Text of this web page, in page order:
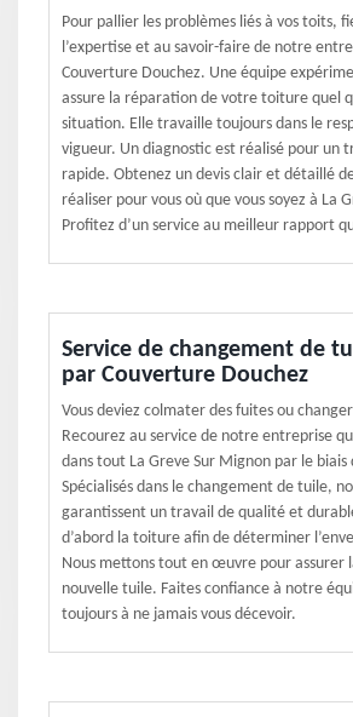
Pour pallier les problèmes liés à vos toits,
l’expertise et au savoir-faire de notre
Couverture Douchez. Une équipe
assure la réparation de votre toiture quel
situation. Elle travaille toujours dans le
vigueur. Un diagnostic est réalisé pour un
rapide. Obtenez un devis clair et détaillé
réaliser pour vous où que vous soyez à La
Profitez d’un service au meilleur rapport
Service de changement de
par Couverture Douchez
Vous deviez colmater des fuites ou
Recourez au service de notre entreprise
dans tout La Greve Sur Mignon par le biais
Spécialisés dans le changement de tuile,
garantissent un travail de qualité et
d’abord la toiture afin de déterminer
Nous mettons tout en œuvre pour assurer
nouvelle tuile. Faites confiance à notre
toujours à ne jamais vous décevoir.